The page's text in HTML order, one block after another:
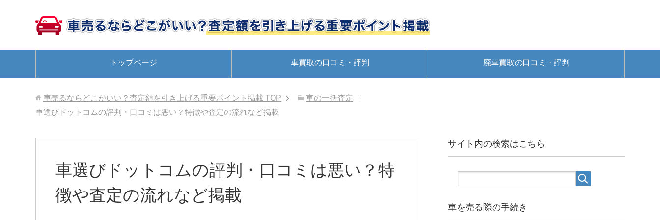
トップページ 車買取の口コミ・評判 廃車買取の口コミ・評判
車売るならどこがいい？査定額を引き上げる重要ポイント掲載 TOP
車の一括査定
車選びドットコムの評判・口コミは悪い？特徴や査定の流れなど掲載
車選びドットコムの評判・口コミは悪い？特
徴や査定の流れなど掲載
サイト内の検索はこちら
車を売る際の手続き